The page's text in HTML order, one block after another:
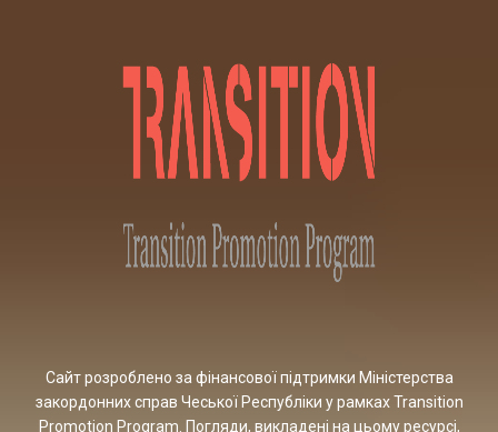
Сайт розроблено за фінансової підтримки Міністерства
закордонних справ Чеської Республіки у рамках Transition
Promotion Program. Погляди, викладені на цьому ресурсі,